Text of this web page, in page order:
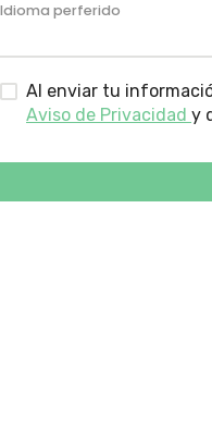
Idioma perferido
Al enviar tu
Aviso de Privacidad y